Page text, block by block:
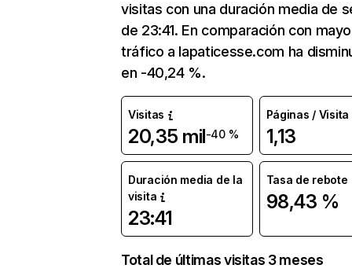
visitas con una duración media de
de 23:41. En comparación con
tráfico a lapaticesse.com ha
en -40,24 %.
Visitas
20,35 mil-40 %
Páginas / Visita
1,13
Duración media de la
visita
23:41
Tasa de rebote
98,43 %
Total de últimas visitas 3 meses